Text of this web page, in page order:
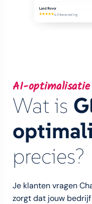
Land Rover
4.9 beoordeling
AI-
Wat is
precies?
Je klanten vragen
zorgt dat jouw